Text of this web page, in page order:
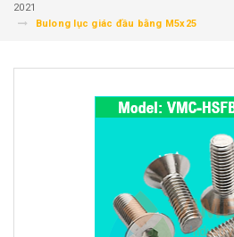
2021
Bulong lục giác đầu bằng M5x25